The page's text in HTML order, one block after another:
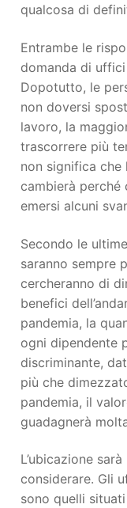
qualcosa di
Entrambe le
domanda di
Dopotutto, le
non doversi
lavoro, la
trascorrere più
non significa che
cambierà perché
emersi alcuni
Secondo le
saranno sempre
cercheranno di
benefici
pandemia, la
ogni dipendente
discriminante,
più che
pandemia, il
guadagnerà
L’ubicazione
considerare. Gli
sono quelli